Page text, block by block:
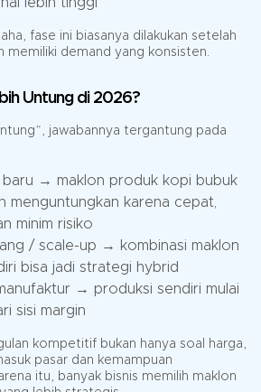
fase ini biasanya dilakukan setelah
memiliki demand yang konsisten.
Untung di 2026?
jawabannya tergantung pada
baru → maklon produk kopi bubuk
menguntungkan karena cepat,
minim risiko
/ scale-up → kombinasi maklon
bisa jadi strategi hybrid
→ produksi sendiri mulai
sisi margin
kompetitif bukan hanya soal harga,
pasar dan kemampuan
itu, banyak bisnis memilih maklon